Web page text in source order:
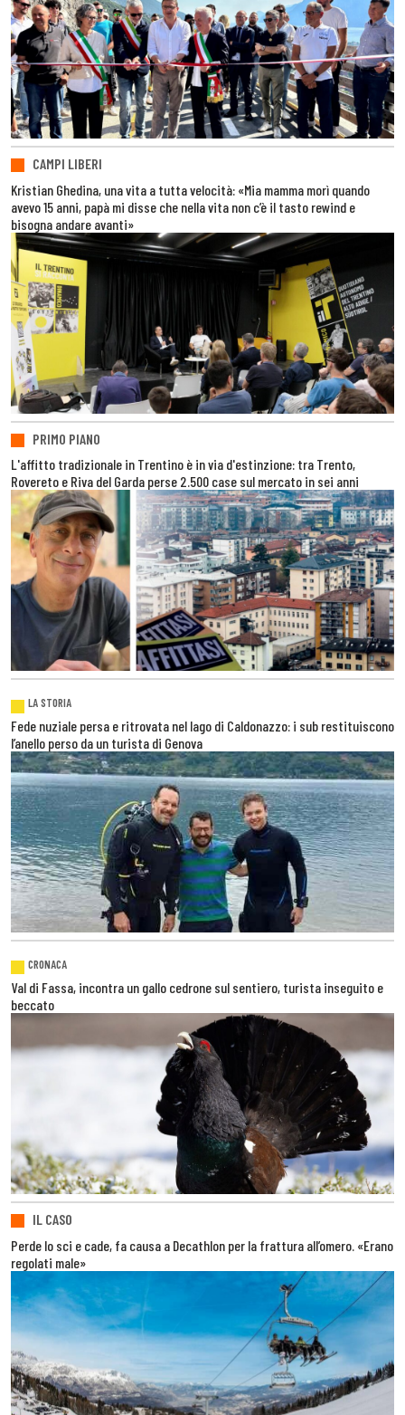
CAMPI LIBERI
Kristian Ghedina, una vita a tutta velocità: «Mia mamma morì quando
avevo 15 anni, papà mi disse che nella vita non c’è il tasto rewind e
bisogna andare avanti»
PRIMO PIANO
L'affitto tradizionale in Trentino è in via d'estinzione: tra Trento,
Rovereto e Riva del Garda perse 2.500 case sul mercato in sei anni
LA STORIA
Fede nuziale persa e ritrovata nel lago di Caldonazzo: i sub restituiscono
l’anello perso da un turista di Genova
CRONACA
Val di Fassa, incontra un gallo cedrone sul sentiero, turista inseguito e
beccato
IL CASO
Perde lo sci e cade, fa causa a Decathlon per la frattura all’omero. «Erano
regolati male»